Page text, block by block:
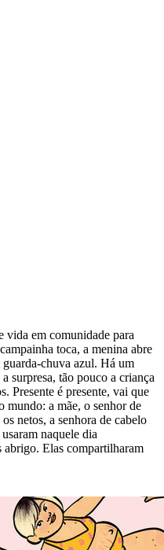
vida em comunidade para
toca, a menina abre
guarda-chuva azul. Há um
surpresa, tão pouco a criança
Presente é presente, vai que
mundo: a mãe, o senhor de
netos, a senhora de cabelo
naquele dia
abrigo. Elas compartilharam